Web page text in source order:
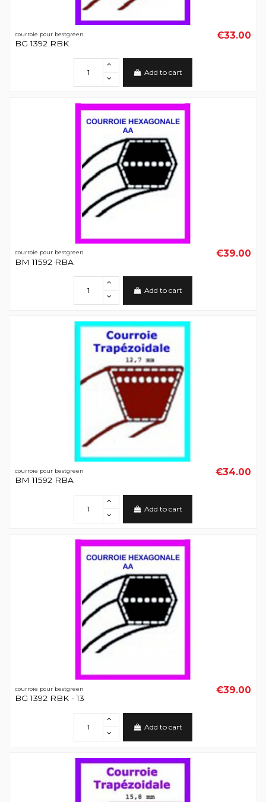
courroie pour bestgreen
BG 1392 RBK
€33.00
Add to cart
courroie pour bestgreen
BM 11592 RBA
€39.00
Add to cart
courroie pour bestgreen
BM 11592 RBA
€34.00
Add to cart
courroie pour bestgreen
BG 1392 RBK - 13
€39.00
Add to cart